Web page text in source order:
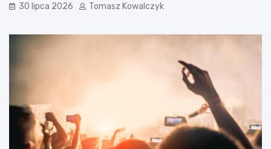
30 lipca 2026 Tomasz Kowalczyk